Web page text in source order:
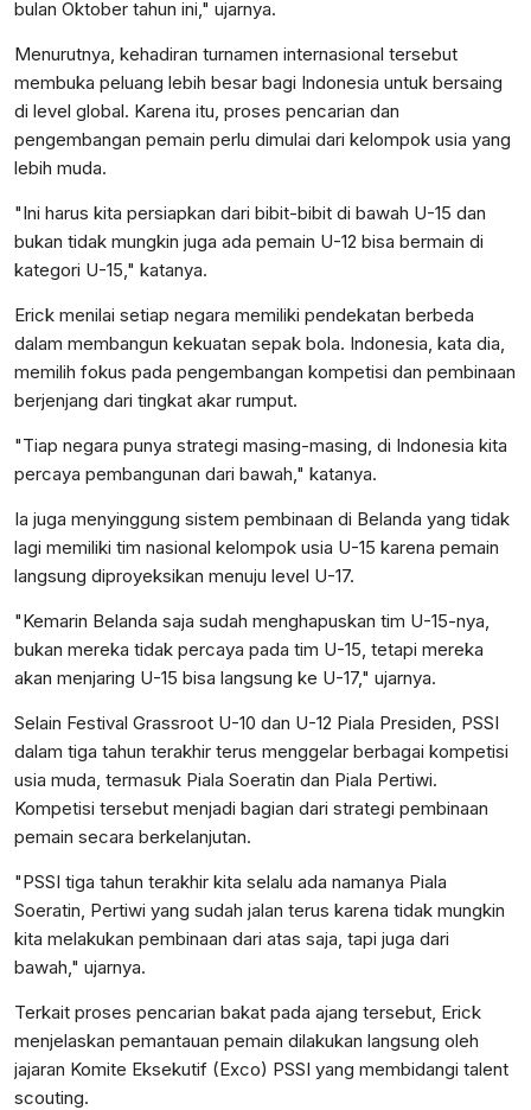
bulan Oktober tahun ini," ujarnya.
Menurutnya, kehadiran turnamen internasional tersebut
membuka peluang lebih besar bagi Indonesia untuk bersaing
di level global. Karena itu, proses pencarian dan
pengembangan pemain perlu dimulai dari kelompok usia yang
lebih muda.
"Ini harus kita persiapkan dari bibit-bibit di bawah U-15 dan
bukan tidak mungkin juga ada pemain U-12 bisa bermain di
kategori U-15," katanya.
Erick menilai setiap negara memiliki pendekatan berbeda
dalam membangun kekuatan sepak bola. Indonesia, kata dia,
memilih fokus pada pengembangan kompetisi dan pembinaan
berjenjang dari tingkat akar rumput.
"Tiap negara punya strategi masing-masing, di Indonesia kita
percaya pembangunan dari bawah," katanya.
Ia juga menyinggung sistem pembinaan di Belanda yang tidak
lagi memiliki tim nasional kelompok usia U-15 karena pemain
langsung diproyeksikan menuju level U-17.
"Kemarin Belanda saja sudah menghapuskan tim U-15-nya,
bukan mereka tidak percaya pada tim U-15, tetapi mereka
akan menjaring U-15 bisa langsung ke U-17," ujarnya.
Selain Festival Grassroot U-10 dan U-12 Piala Presiden, PSSI
dalam tiga tahun terakhir terus menggelar berbagai kompetisi
usia muda, termasuk Piala Soeratin dan Piala Pertiwi.
Kompetisi tersebut menjadi bagian dari strategi pembinaan
pemain secara berkelanjutan.
"PSSI tiga tahun terakhir kita selalu ada namanya Piala
Soeratin, Pertiwi yang sudah jalan terus karena tidak mungkin
kita melakukan pembinaan dari atas saja, tapi juga dari
bawah," ujarnya.
Terkait proses pencarian bakat pada ajang tersebut, Erick
menjelaskan pemantauan pemain dilakukan langsung oleh
jajaran Komite Eksekutif (Exco) PSSI yang membidangi talent
scouting.